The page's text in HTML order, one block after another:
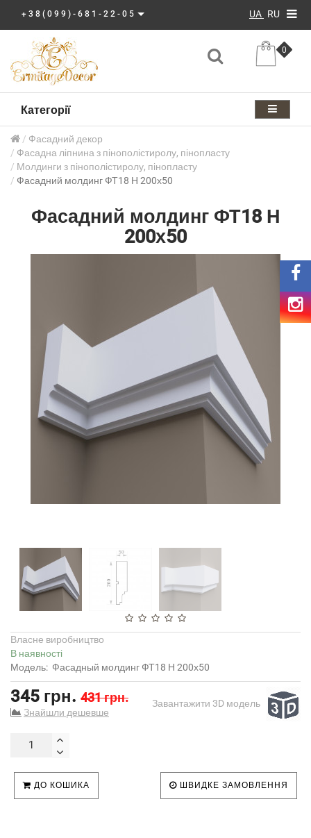
+38(099)-681-22-05 UA RU
0
Категорії
Фасадний декор
Фасадна ліпнина з пінополістиролу, пінопласту
Молдинги з пінополістиролу, пінопласту
Фасадний молдинг ФТ18 Н 200х50
Фасадний молдинг ФТ18 Н
200х50
Власне виробництво
В наявності
Модель: Фасадный молдинг ФТ18 Н 200х50
345 грн. 431 грн.
Знайшли дешевше
Завантажити 3D модель
ДО КОШИКА ШВИДКЕ ЗАМОВЛЕННЯ